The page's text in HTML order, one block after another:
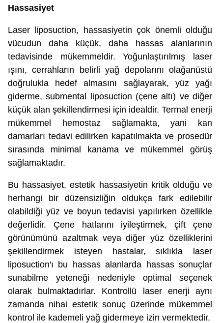
Hassasiyet
Laser liposuction, hassasiyetin çok önemli olduğu
vücudun daha küçük, daha hassas alanlarının
tedavisinde mükemmeldir. Yoğunlaştırılmış laser
ışını, cerrahların belirli yağ depolarını olağanüstü
doğrulukla hedef almasını sağlayarak, yüz yağı
giderme, submental liposuction (çene altı) ve diğer
küçük alan şekillendirmesi için idealdir. Termal enerji
mükemmel hemostaz sağlamakta, yani kan
damarları tedavi edilirken kapatılmakta ve prosedür
sırasında minimal kanama ve mükemmel görüş
sağlamaktadır.
Bu hassasiyet, estetik hassasiyetin kritik olduğu ve
herhangi bir düzensizliğin oldukça fark edilebilir
olabildiği yüz ve boyun tedavisi yapılırken özellikle
değerlidir. Çene hatlarını iyileştirmek, çift çene
görünümünü azaltmak veya diğer yüz özelliklerini
şekillendirmek isteyen hastalar, sıklıkla laser
liposuction'ı bu hassas alanlarda hassas sonuçlar
sunabilme yeteneği nedeniyle optimal seçenek
olarak bulmaktadırlar. Kontrollü laser enerji aynı
zamanda nihai estetik sonuç üzerinde mükemmel
kontrol ile kademeli yağ gidermeye izin vermektedir.